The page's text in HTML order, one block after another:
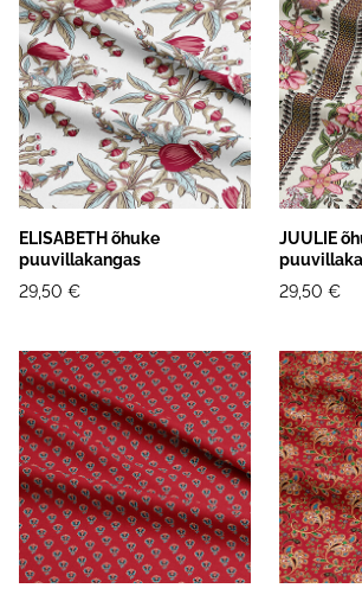
ELISABETH õhuke
puuvillakangas
29,50 €
JUULIE
29,50 €